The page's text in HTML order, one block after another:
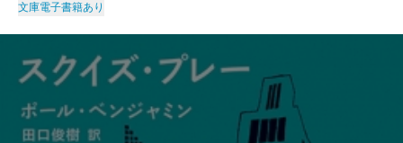
文庫電子書籍あり